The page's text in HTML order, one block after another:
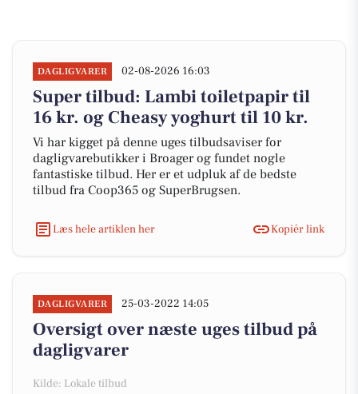
DAGLIGVARER 02-08-2026 16:03
Super tilbud: Lambi toiletpapir til
16 kr. og Cheasy yoghurt til 10 kr.
Vi har kigget på denne uges tilbudsaviser for
dagligvarebutikker i Broager og fundet nogle
fantastiske tilbud. Her er et udpluk af de bedste
tilbud fra Coop365 og SuperBrugsen.
Læs hele artiklen her Kopiér link
DAGLIGVARER 25-03-2022 14:05
Oversigt over næste uges tilbud på
dagligvarer
Kilde: Lokale tilbud